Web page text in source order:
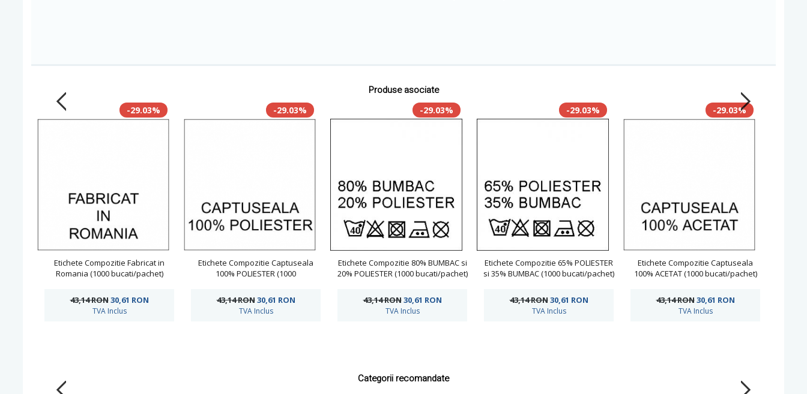
Produse asociate
-29.03%
Etichete Compozitie Fabricat in
Romania (1000 bucati/pachet)
43,14 RON30,61 RON
TVA Inclus
-29.03%
Etichete Compozitie Captuseala
100% POLIESTER (1000
43,14 RON30,61 RON
TVA Inclus
-29.03%
Etichete Compozitie 80% BUMBAC si
20% POLIESTER (1000 bucati/pachet)
43,14 RON30,61 RON
TVA Inclus
-29.03%
Etichete Compozitie 65% POLIESTER
si 35% BUMBAC (1000 bucati/pachet)
43,14 RON30,61 RON
TVA Inclus
-29.03%
Etichete Compozitie Captuseala
100% ACETAT (1000 bucati/pachet)
43,14 RON30,61 RON
TVA Inclus
Categorii recomandate